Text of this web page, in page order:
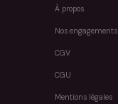
À propos
Nos engagements
CGV
CGU
Mentions légales